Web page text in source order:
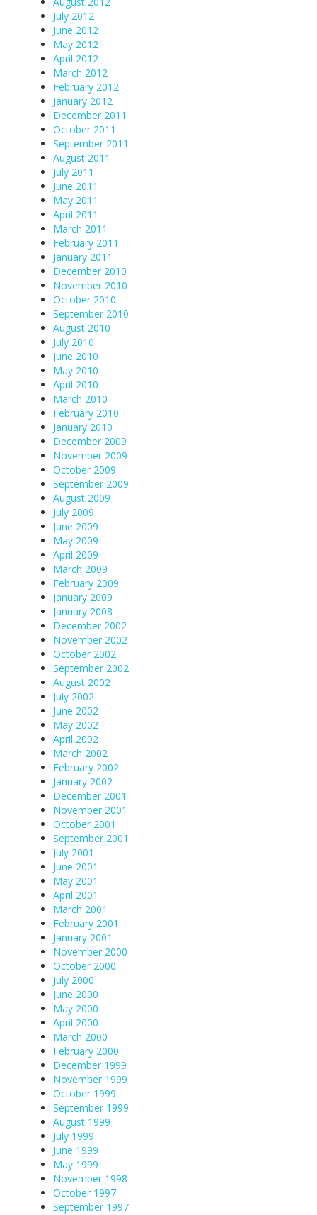
July 2012
June 2012
May 2012
April 2012
March 2012
February 2012
January 2012
December 2011
October 2011
September 2011
August 2011
July 2011
June 2011
May 2011
April 2011
March 2011
February 2011
January 2011
December 2010
November 2010
October 2010
September 2010
August 2010
July 2010
June 2010
May 2010
April 2010
March 2010
February 2010
January 2010
December 2009
November 2009
October 2009
September 2009
August 2009
July 2009
June 2009
May 2009
April 2009
March 2009
February 2009
January 2009
January 2008
December 2002
November 2002
October 2002
September 2002
August 2002
July 2002
June 2002
May 2002
April 2002
March 2002
February 2002
January 2002
December 2001
November 2001
October 2001
September 2001
July 2001
June 2001
May 2001
April 2001
March 2001
February 2001
January 2001
November 2000
October 2000
July 2000
June 2000
May 2000
April 2000
March 2000
February 2000
December 1999
November 1999
October 1999
September 1999
August 1999
July 1999
June 1999
May 1999
November 1998
October 1997
September 1997